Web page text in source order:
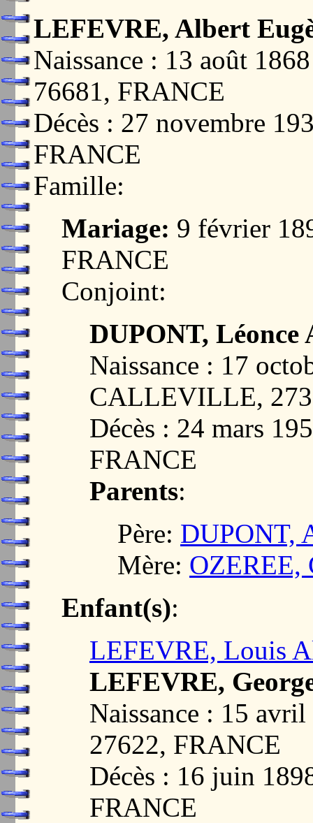
LEFEVRE, Albert
Naissance : 13 août
76681, FRANCE
Décès : 27 novembre
FRANCE
Famille:
Mariage: 9 février
FRANCE
Conjoint:
DUPONT, Léonce
Naissance : 17
CALLEVILLE,
Décès : 24 mars
FRANCE
Parents:
Père: DUPONT,
Mère: OZEREE,
Enfant(s):
LEFEVRE, Louis
LEFEVRE,
Naissance : 15
27622, FRANCE
Décès : 16 juin
FRANCE